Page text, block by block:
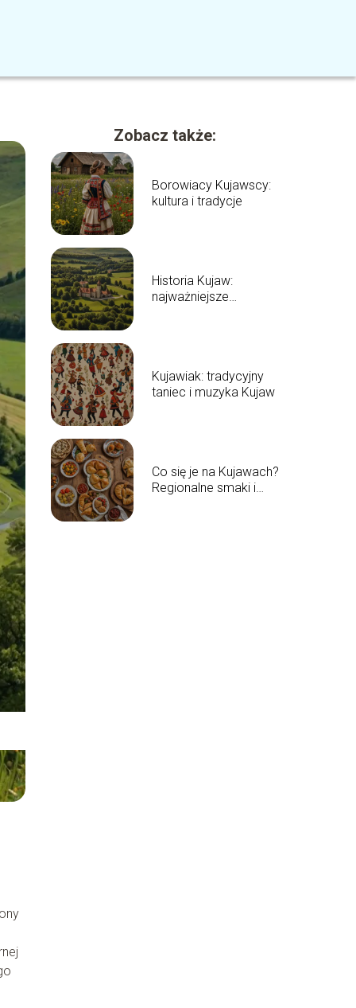
Zobacz także:
Borowiacy Kujawscy:
kultura i tradycje
Historia Kujaw:
najważniejsze
Kujawiak: tradycyjny
taniec i muzyka Kujaw
Co się je na Kujawach?
Regionalne smaki i